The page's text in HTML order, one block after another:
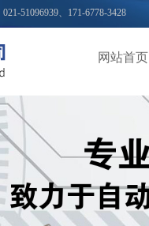
021-51096939、171-6778-3428
网站首页